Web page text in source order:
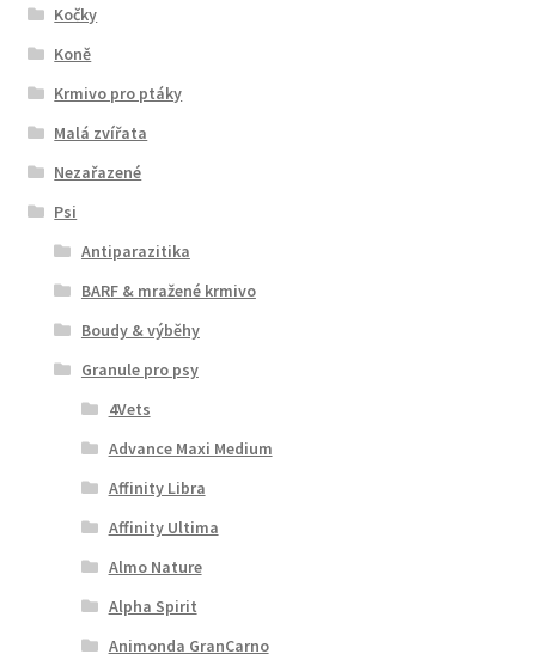
Kočky
Koně
Krmivo pro ptáky
Malá zvířata
Nezařazené
Psi
Antiparazitika
BARF & mražené krmivo
Boudy & výběhy
Granule pro psy
4Vets
Advance Maxi Medium
Affinity Libra
Affinity Ultima
Almo Nature
Alpha Spirit
Animonda GranCarno